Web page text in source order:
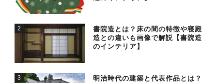
2
書院造とは？床の間の特徴や寝殿
造との違いも画像で解説【書院造
のインテリア】
3
明治時代の建築と代表作品とは？